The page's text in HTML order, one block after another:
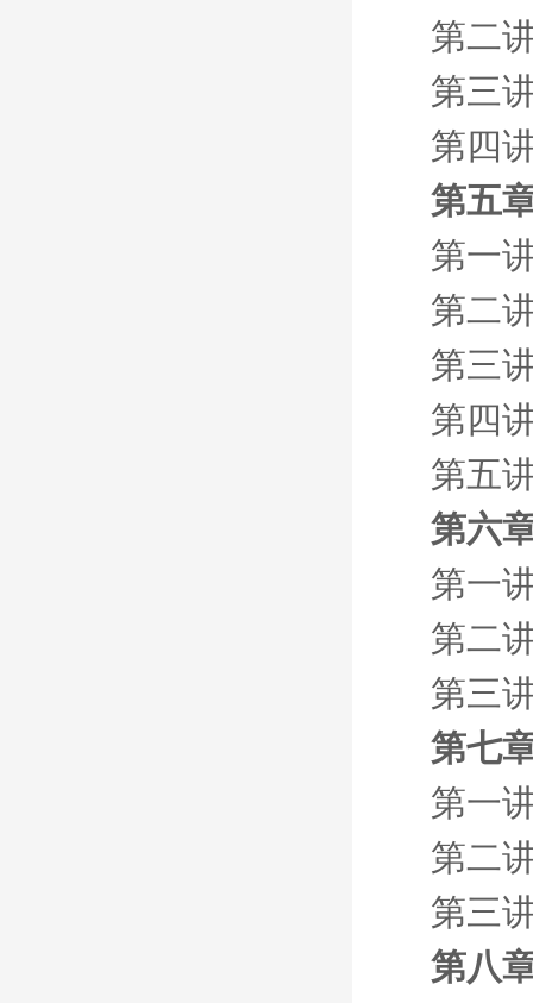
第二
第三
第四
第五
第一
第二
第三
第四
第五
第六
第一
第二
第三
第七
第一
第二
第三
第八